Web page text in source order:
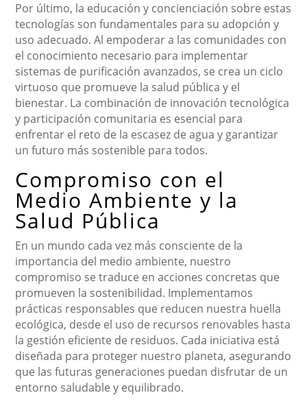
Por último, la educación y concienciación sobre estas
tecnologías son fundamentales para su adopción y
uso adecuado. Al empoderar a las comunidades con
el conocimiento necesario para implementar
sistemas de purificación avanzados, se crea un ciclo
virtuoso que promueve la salud pública y el
bienestar. La combinación de innovación tecnológica
y participación comunitaria es esencial para
enfrentar el reto de la escasez de agua y garantizar
un futuro más sostenible para todos.
Compromiso con el
Medio Ambiente y la
Salud Pública
En un mundo cada vez más consciente de la
importancia del medio ambiente, nuestro
compromiso se traduce en acciones concretas que
promueven la sostenibilidad. Implementamos
prácticas responsables que reducen nuestra huella
ecológica, desde el uso de recursos renovables hasta
la gestión eficiente de residuos. Cada iniciativa está
diseñada para proteger nuestro planeta, asegurando
que las futuras generaciones puedan disfrutar de un
entorno saludable y equilibrado.